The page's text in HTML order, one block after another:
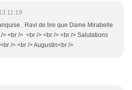
11:19
Ravi de lire que Dame Mirabelle
> <br /> <br /> <br /> <br /> Salutations
/> <br /> Augustin<br />